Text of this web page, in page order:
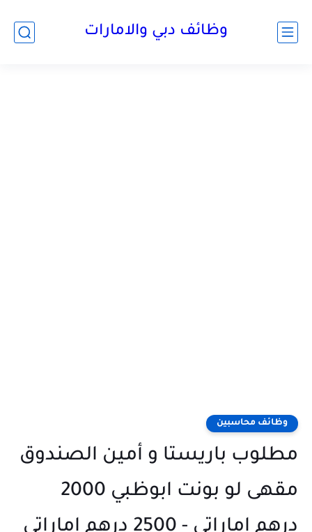
وظائف دبي والامارات
وظائف محاسبين
مطلوب باريستا و أمين الصندوق
مقهى لو بونت ابوظبي 2000
درهم إماراتي - 2500 درهم إماراتي